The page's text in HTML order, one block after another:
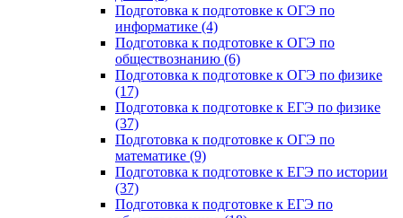
Подготовка к подготовке к ОГЭ по
информатике (4)
Подготовка к подготовке к ОГЭ по
обществознанию (6)
Подготовка к подготовке к ОГЭ по физике
(17)
Подготовка к подготовке к ЕГЭ по физике
(37)
Подготовка к подготовке к ОГЭ по
математике (9)
Подготовка к подготовке к ЕГЭ по истории
(37)
Подготовка к подготовке к ЕГЭ по